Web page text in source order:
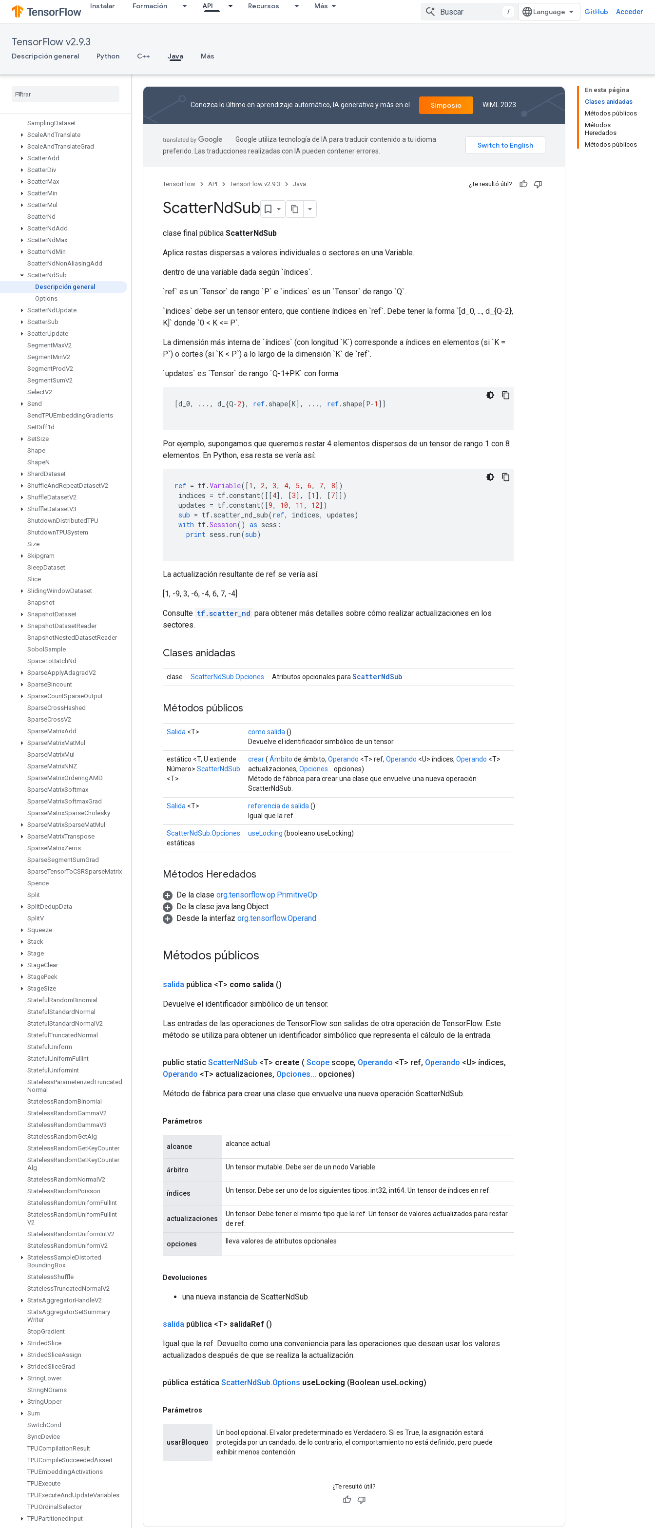
Instalar Formación API Recursos Más
/ GitHub Acceder
TensorFlow v2.9.3
Descripción general Python C++ Java Más
RiscSlice
RiscSort
RiscSub
RiscTranspose
RiscUnary
SamplingDataset
ScaleAndTranslate
ScaleAndTranslateGrad
ScatterAdd
ScatterDiv
ScatterMax
ScatterMin
ScatterMul
ScatterNd
ScatterNdAdd
ScatterNdMax
ScatterNdMin
ScatterNdNonAliasingAdd
ScatterNdSub
Descripción general
Options
ScatterNdUpdate
ScatterSub
ScatterUpdate
SegmentMaxV2
SegmentMinV2
SegmentProdV2
SegmentSumV2
SelectV2
Send
SendTPUEmbeddingGradients
SetDiff1d
SetSize
Shape
ShapeN
ShardDataset
ShuffleAndRepeatDatasetV2
ShuffleDatasetV2
ShuffleDatasetV3
ShutdownDistributedTPU
ShutdownTPUSystem
Size
Skipgram
SleepDataset
Slice
SlidingWindowDataset
Snapshot
SnapshotDataset
SnapshotDatasetReader
SnapshotNestedDatasetReader
Sobol Sample
SpaceToBatchNd
SparseApplyAdagradV2
SparseBincount
SparseCountSparseOutput
SparseCrossHashed
SparseCrossV2
SparseMatrixAdd
SparseMatrixMatMul
SparseMatrixMul
SparseMatrixNNZ
SparseMatrixOrderingAMD
SparseMatrixSoftmax
SparseMatrixSoftmaxGrad
SparseMatrixSparseCholesky
SparseMatrixSparseMatMul
SparseMatrixTranspose
SparseMatrixZeros
SparseSegmentSumGrad
SparseTensorToCSRSparseMatrix
Spence
Split
SplitDedupData
SplitV
Squeeze
Stack
Stage
StageClear
StagePeek
StageSize
Stateful RandomBinomial
Stateful StandardNormal
Stateful StandardNormal V2
Stateful TruncatedNormal
Stateful Uniform
Stateful UniformFull Int
Stateful UniformInt
StatelessParameterizedTruncated
Normal
StatelessRandomBinomial
StatelessRandomGammaV2
StatelessRandomGammaV3
StatelessRandomGetAlg
StatelessRandomGetKeyCounter
StatelessRandomGetKeyCounter
Alg
StatelessRandomNormal V2
StatelessRandomPoisson
StatelessRandomUniformFull Int
StatelessRandomUniformFull Int
V2
StatelessRandomUniformIntV2
StatelessRandomUniformV2
StatelessSampleDistorted
BoundingBox
StatelessShuffle
StatelessTruncatedNormal V2
StatsAggregatorHandleV2
StatsAggregatorSetSummary
Writer
StopGradient
StridedSlice
StridedSliceAssign
StridedSliceGrad
StringLower
StringNGrams
StringUpper
Sum
SwitchCond
SyncDevice
TPUCompilationResult
TPUCompileSucceededAssert
TPUEmbeddingActivations
TPUExecute
TPUExecuteAndUpdateVariables
TPUOrdinal Selector
TPUPartitionedInput
En esta página
Clases anidadas
Métodos públicos
Métodos
Heredados
Métodos públicos
Conozca lo último en aprendizaje automático, IA generativa y más en el Simposio WiML 2023.
Google utiliza tecnología de IA para traducir contenido a tu idioma
preferido. Las traducciones realizadas con IA pueden contener errores.
TensorFlow API TensorFlow v2.9.3 Java ¿Te resultó útil?
ScatterNdSub
clase final pública ScatterNdSub
Aplica restas dispersas a valores individuales o sectores en una Variable.
dentro de una variable dada según `índices`.
`ref` es un `Tensor` de rango `P` e `indices` es un `Tensor` de rango `Q`.
`indices` debe ser un tensor entero, que contiene índices en `ref`. Debe tener la forma `[d_0, ..., d_{Q-2},
K]` donde `0 < K <= P`.
La dimensión más interna de `índices` (con longitud `K`) corresponde a índices en elementos (si `K =
P`) o cortes (si `K < P`) a lo largo de la dimensión `K` de `ref`.
`updates` es `Tensor` de rango `Q-1+PK` con forma:
[d_0, ..., d_ {Q-2}, ref. shape[K], ..., ref. shape[P-1 ]]
Por ejemplo, supongamos que queremos restar 4 elementos dispersos de un tensor de rango 1 con 8
elementos. En Python, esa resta se vería así:
ref = tf.Variable([1 , 2, 3, 4, 5, 6, 7, 8])
indices = tf.constant([[4], [3], [1 ], [7]])
updates = tf.constant([9, 10, 11 , 12])
sub = tf. scatter_nd_sub(ref, indices, updates)
with tf.Session() as sess :
print sess . run(sub)
La actualización resultante de ref se vería así:
[1, -9, 3, -6, -4, 6, 7, -4]
Consulte tf.scatter_nd para obtener más detalles sobre cómo realizar actualizaciones en los
sectores.
Clases anidadas
clase ScatterNdSub.Opciones Atributos opcionales para ScatterNdSub
Métodos públicos
Salida <T> como salida ()
Devuelve el identificador simbólico de un tensor.
estático <T, U extiende
Número> ScatterNdSub
<T>
crear( Ámbito de ámbito, Operando <T> ref, Operando <U> índices, Operando <T>
actualizaciones, Opciones...
opciones)
Método de fábrica para crear una clase que envuelve una nueva operación
ScatterNdSub.
Salida <T> referencia de salida ()
Igual que la ref.
ScatterNdSub.Opciones
estáticas
useLocking (booleano useLocking)
Métodos Heredados
De la clase org.tensorflow.op.PrimitiveOp
De la clase java.lang.Object
Desde la interfaz org.tensorflow.Operand
Métodos públicos
salida pública <T> como salida ()
Devuelve el identificador simbólico de un tensor.
Las entradas de las operaciones de TensorFlow son salidas de otra operación de TensorFlow. Este
método se utiliza para obtener un identificador simbólico que representa el cálculo de la entrada.
public static ScatterNdSub <T> create ( Scope scope, Operando <T> ref, Operando <U> índices,
Operando <T> actualizaciones, Opciones... opciones)
Método de fábrica para crear una clase que envuelve una nueva operación ScatterNdSub.
Parámetros
alcance alcance actual
árbitro Un tensor mutable. Debe ser de un nodo Variable.
índices Un tensor. Debe ser uno de los siguientes tipos: int32, int64. Un tensor de índices en ref.
actualizaciones
Un tensor. Debe tener el mismo tipo que la ref. Un tensor de valores actualizados para restar
de ref.
opciones lleva valores de atributos opcionales
Devoluciones
una nueva instancia de ScatterNdSub
salida pública <T> salidaRef ()
Igual que la ref. Devuelto como una conveniencia para las operaciones que desean usar los valores
actualizados después de que se realiza la actualización.
pública estática ScatterNdSub.Options useLocking (Boolean useLocking)
Parámetros
usarBloqueo
Un bool opcional. El valor predeterminado es Verdadero. Si es True, la asignación estará
protegida por un candado; de lo contrario, el comportamiento no está definido, pero puede
exhibir menos contención.
¿Te resultó útil?